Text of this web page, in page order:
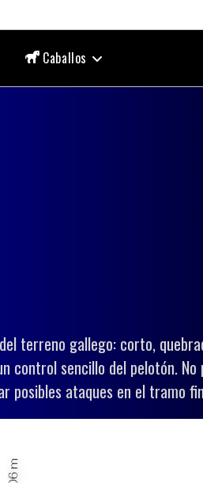
Caballos
terreno gallego: corto,
sencillo del pelotón. No
posibles ataques en el tramo